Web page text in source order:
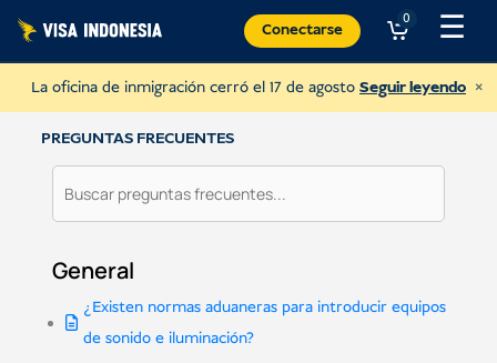
contenido
Conectarse
0 ☰
La oficina de inmigración cerró el 17 de agosto Seguir leyendo ×
PREGUNTAS FRECUENTES
General
¿Existen normas aduaneras para introducir equipos
de sonido e iluminación?